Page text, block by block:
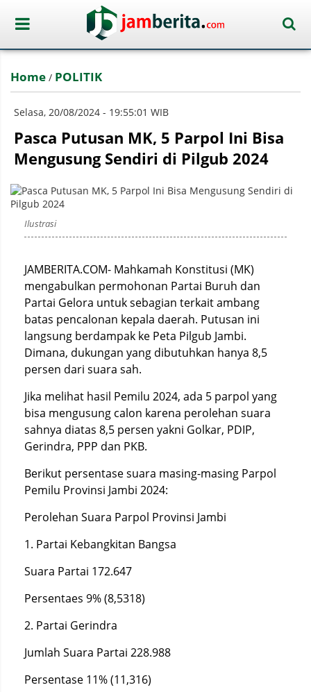
Home / POLITIK
Selasa, 20/08/2024 - 19:55:01 WIB
Pasca Putusan MK, 5 Parpol Ini Bisa
Mengusung Sendiri di Pilgub 2024
Ilustrasi
JAMBERITA.COM- Mahkamah Konstitusi (MK)
mengabulkan permohonan Partai Buruh dan
Partai Gelora untuk sebagian terkait ambang
batas pencalonan kepala daerah. Putusan ini
langsung berdampak ke Peta Pilgub Jambi.
Dimana, dukungan yang dibutuhkan hanya 8,5
persen dari suara sah.
Jika melihat hasil Pemilu 2024, ada 5 parpol yang
bisa mengusung calon karena perolehan suara
sahnya diatas 8,5 persen yakni Golkar, PDIP,
Gerindra, PPP dan PKB.
Berikut persentase suara masing-masing Parpol
Pemilu Provinsi Jambi 2024:
Perolehan Suara Parpol Provinsi Jambi
1. Partai Kebangkitan Bangsa
Suara Partai 172.647
Persentaes 9% (8,5318)
2. Partai Gerindra
Jumlah Suara Partai 228.988
Persentase 11% (11,316)